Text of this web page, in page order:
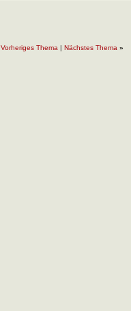
Vorheriges Thema| Nächstes Thema »